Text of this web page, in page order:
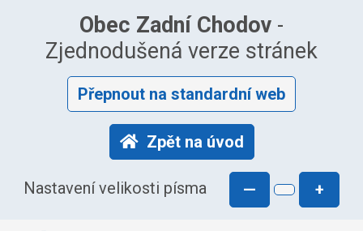
Obec Zadní Chodov -
Zjednodušená verze stránek
Přepnout na standardní web
Zpět na úvod
Nastavení velikosti písma — +